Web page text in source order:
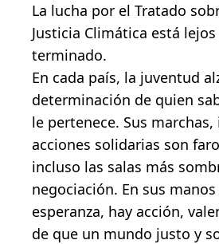
La lucha por el Tratado
Justicia Climática está
terminado.
En cada país, la juventud
determinación de quien
le pertenece. Sus
acciones solidarias son
incluso las salas más
negociación. En sus
esperanza, hay acción,
de que un mundo justo y